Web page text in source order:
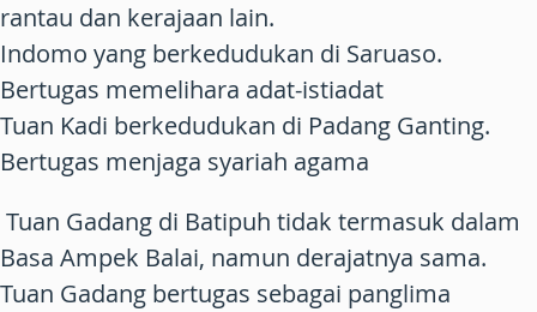
rantau dan kerajaan lain.
Indomo yang berkedudukan di Saruaso.
Bertugas memelihara adat-istiadat
Tuan Kadi berkedudukan di Padang Ganting.
Bertugas menjaga syariah agama
Tuan Gadang di Batipuh tidak termasuk dalam
Basa Ampek Balai, namun derajatnya sama.
Tuan Gadang bertugas sebagai panglima